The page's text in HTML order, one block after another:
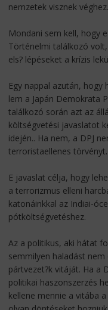
nemzetek visznek véghez.
Mondani sem kell, hogy
Történelmi találkozó
els? lépéseket a krízis
Egy nappal azután,
lem a Japán Demokrata
találkozó során azt az
költségvetési javaslatot
idején.. Ha nem, a DPJ
terroristaellenes törvényt.
E javaslat célja, hogy
a terrorizmus elleni
katonáinkkal az Indiai-
pótköltségvetéshez.
Az a politikus, aki hátat
semmilyen haladást nem
pártvezet?k vitáját. Ha a
politikai haszonszerzés
kellene mennie a vitába